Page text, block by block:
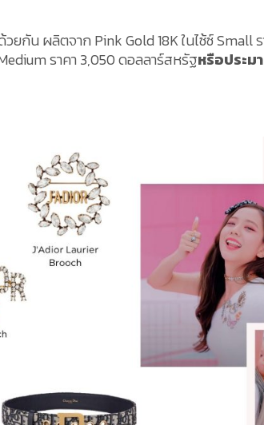
กัน ผลิตจาก Pink Gold 18K ในไซ้ซ์ Small
ราคา 3,050 ดอลลาร์สหรัฐหรือประม